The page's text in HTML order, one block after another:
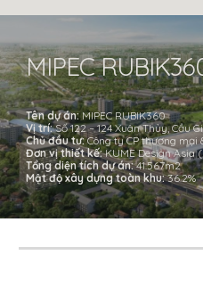
MIPEC
Tên dự án:MIPEC RUBIK360
Vị trí:Số 122 – 124 Xuân Thủy, Cầu
Chủ đầu tư:Công ty CP thương mại
Đơn vị thiết kế:KUME Design Asia
Tổng diện tích dự án:41.567m2
Mật độ xây dựng toàn khu:36.2%